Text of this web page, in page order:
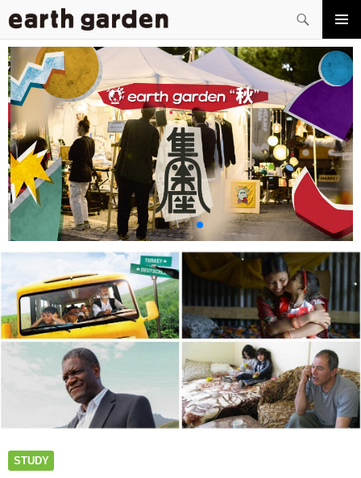
索
メイン
メニュ
ー
コ
ン
テ
ン
ツ
ス
キ
ッ
プ
STUDY